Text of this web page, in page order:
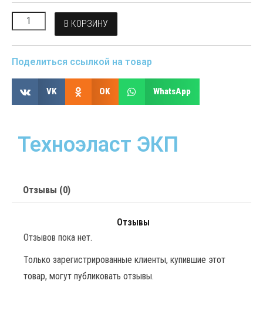
В КОРЗИНУ
Поделиться ссылкой на товар
VK OK WhatsApp
Техноэласт ЭКП
Отзывы (0)
Отзывы
Отзывов пока нет.
Только зарегистрированные клиенты, купившие этот
товар, могут публиковать отзывы.